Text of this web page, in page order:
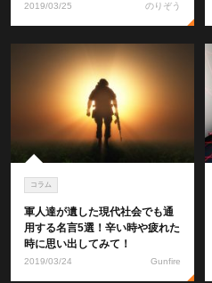
2019/03/25 のりぞう
コラム
軍人達が遺した現代社会でも通
用する名言5選！辛い時や疲れた
時に思い出してみて！
2019/03/24 Gunfire